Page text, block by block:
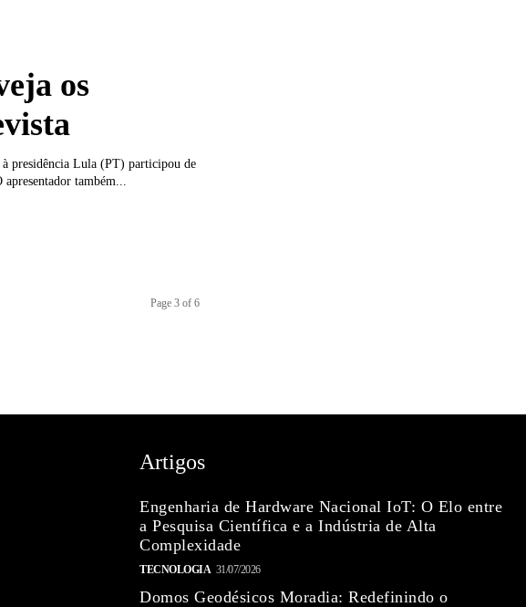
os
presidência Lula (PT) participou de
também...
Page 3 of 6
Artigos
Engenharia de Hardware Nacional IoT: O Elo entre
a Pesquisa Científica e a Indústria de Alta
Complexidade
TECNOLOGIA 31/07/2026
Domos Geodésicos Moradia: Redefinindo o